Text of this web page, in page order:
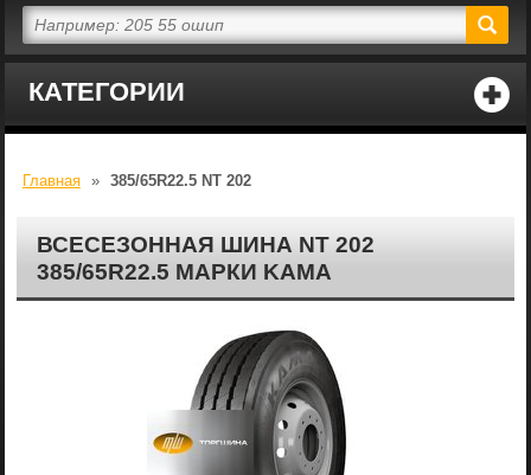
КАТЕГОРИИ
Главная » 385/65R22.5 NT 202
ВСЕСЕЗОННАЯ ШИНА NT 202
385/65R22.5 МАРКИ KAMA